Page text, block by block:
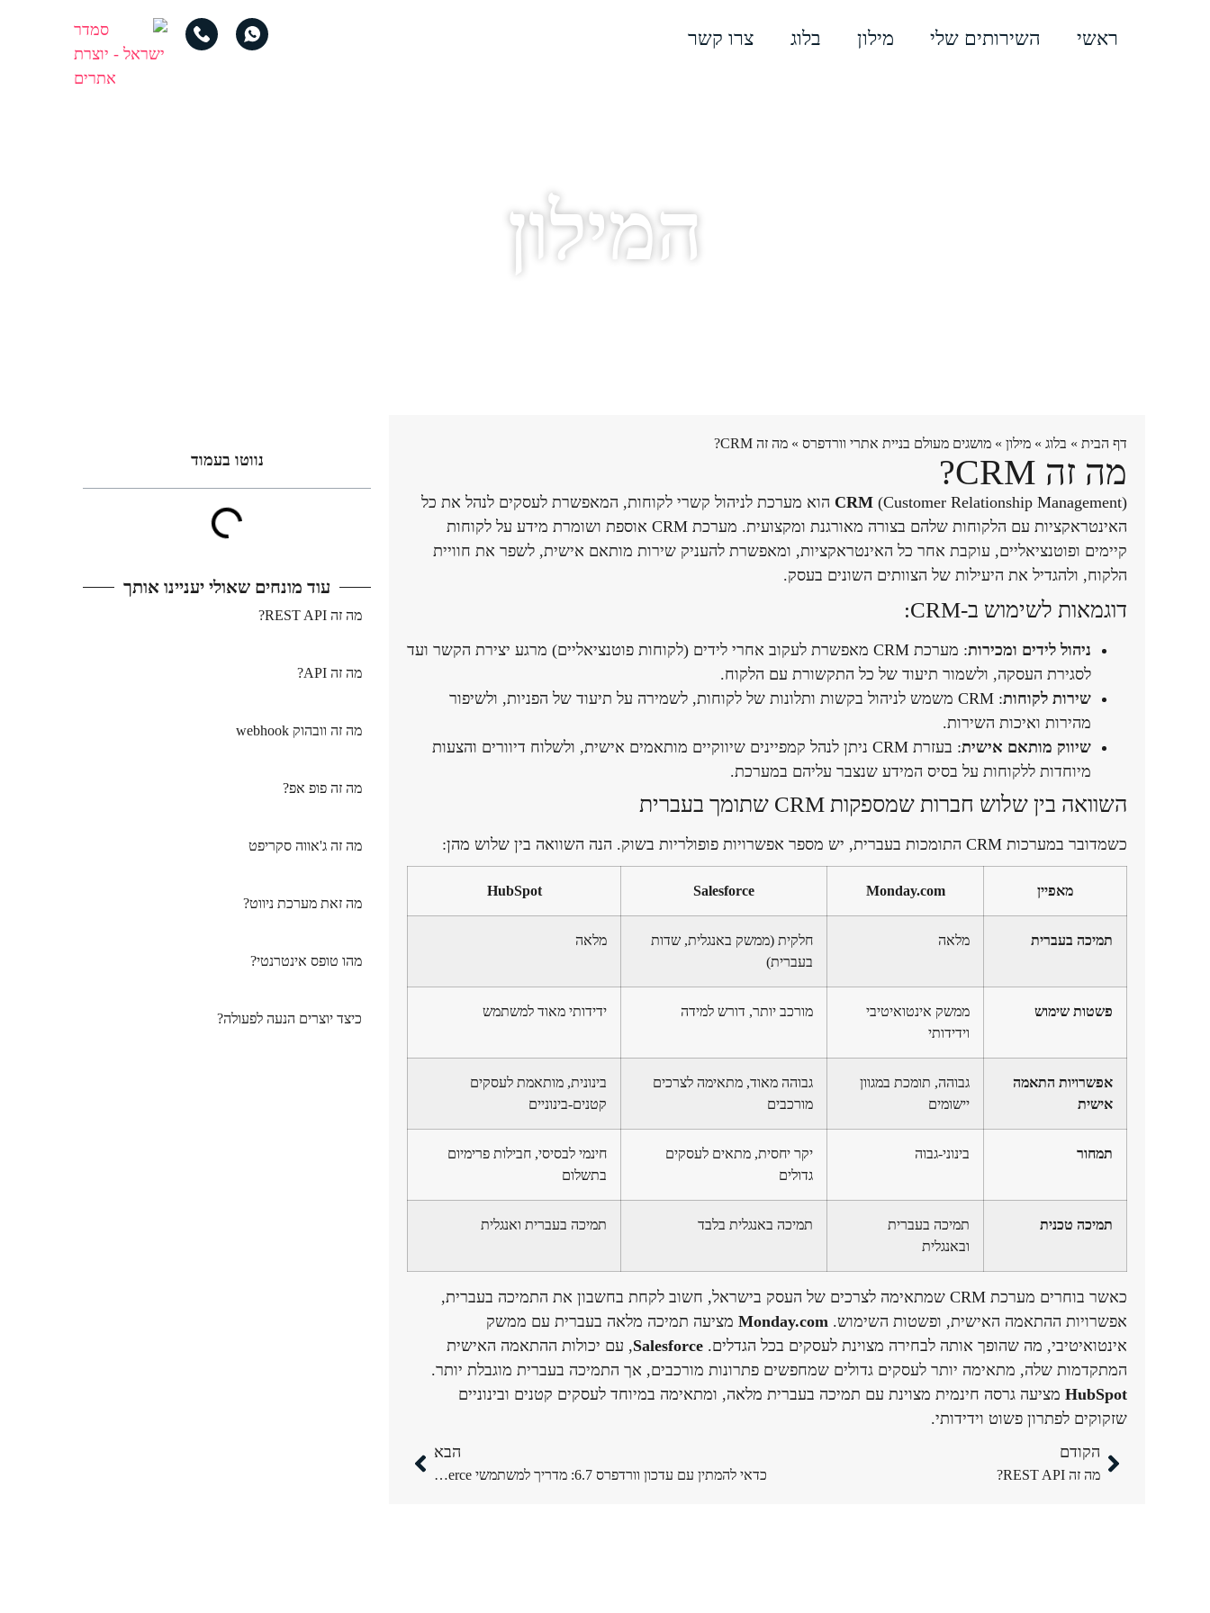
ראשי השירותים שלי מילון בלוג צרו קשר
המילון
דף הבית » בלוג » מילון » מושגים מעולם בניית אתרי וורדפרס » מה זה CRM?
מה זה CRM?
CRM (Customer Relationship Management) הוא מערכת לניהול קשרי לקוחות, המאפשרת לעסקים לנהל את כל
האינטראקציות עם הלקוחות שלהם בצורה מאורגנת ומקצועית. מערכת CRM אוספת ושומרת מידע על לקוחות
קיימים ופוטנציאליים, עוקבת אחר כל האינטראקציות, ומאפשרת להעניק שירות מותאם אישית, לשפר את חוויית
הלקוח, ולהגדיל את היעילות של הצוותים השונים בעסק.
דוגמאות לשימוש ב-CRM:
ניהול לידים ומכירות
: מערכת CRM מאפשרת לעקוב אחרי לידים (לקוחות פוטנציאליים) מרגע יצירת הקשר ועד
לסגירת העסקה, ולשמור תיעוד של כל התקשורת עם הלקוח.
שירות לקוחות
: CRM משמש לניהול בקשות ותלונות של לקוחות, לשמירה על תיעוד של הפניות, ולשיפור
מהירות ואיכות השירות.
שיווק מותאם אישית
: בעזרת CRM ניתן לנהל קמפיינים שיווקיים מותאמים אישית, ולשלוח דיוורים והצעות
מיוחדות ללקוחות על בסיס המידע שנצבר עליהם במערכת.
השוואה בין שלוש חברות שמספקות CRM שתומך בעברית
כשמדובר במערכות CRM התומכות בעברית, יש מספר אפשרויות פופולריות בשוק. הנה השוואה בין שלוש מהן:
מאפיין Monday.com
Salesforce
HubSpot
תמיכה בעברית מלאה
חלקית (ממשק באנגלית, שדות
בעברית)
מלאה
פשטות שימוש
ממשק אינטואיטיבי
וידידותי
מורכב יותר, דורש למידה ידידותי מאוד למשתמש
אפשרויות התאמה
אישית
גבוהה, תומכת במגוון
יישומים
גבוהה מאוד, מתאימה לצרכים
מורכבים
בינונית, מותאמת לעסקים
קטנים-בינוניים
תמחור בינוני-גבוה
יקר יחסית, מתאים לעסקים
גדולים
חינמי לבסיסי, חבילות פרימיום
בתשלום
תמיכה טכנית
תמיכה בעברית
ובאנגלית
תמיכה באנגלית בלבד תמיכה בעברית ואנגלית
כאשר בוחרים מערכת CRM שמתאימה לצרכים של העסק בישראל, חשוב לקחת בחשבון את התמיכה בעברית,
אפשרויות ההתאמה האישית, ופשטות השימוש. Monday.com מציעה תמיכה מלאה בעברית עם ממשק
אינטואיטיבי, מה שהופך אותה לבחירה מצוינת לעסקים בכל הגדלים. Salesforce, עם יכולות ההתאמה האישית
המתקדמות שלה, מתאימה יותר לעסקים גדולים שמחפשים פתרונות מורכבים, אך התמיכה בעברית מוגבלת יותר.
HubSpot מציעה גרסה חינמית מצוינת עם תמיכה בעברית מלאה, ומתאימה במיוחד לעסקים קטנים ובינוניים
שזקוקים לפתרון פשוט וידידותי.
הקודם
מה זה REST API?
הבא
כדאי להמתין עם עדכון וורדפרס 6.7: מדריך למשתמשי WooCommerce בגירסה 9.4
נווטו בעמוד​
עוד מונחים שאולי יעניינו אותך
מה זה REST API?
מה זה API?
מה זה וובהוק webhook
מה זה פופ אפ?
מה זה ג'אווה סקריפט
מה זאת מערכת ניווט?
מהו טופס אינטרנטי?
כיצד יוצרים הנעה לפעולה?